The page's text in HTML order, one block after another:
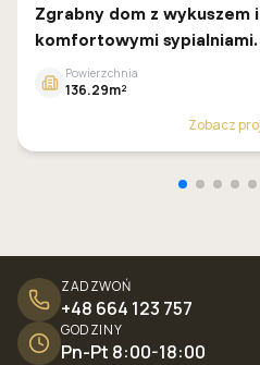
Z500
Zgrabny dom z wykuszem
komfortowymi sypialniami.
Powierzchnia
136.29m²
Zobacz
ZADZWOŃ
+48 664 123 757
GODZINY
Pn-Pt 8:00-18:00